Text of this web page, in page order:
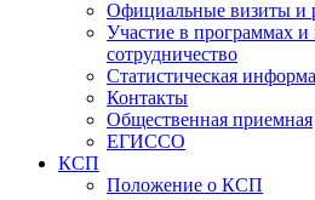
Официальные визиты и
Участие в программах
сотрудничество
Статистическая
Контакты
Общественная приемная
ЕГИССО
КСП
Положение о КСП